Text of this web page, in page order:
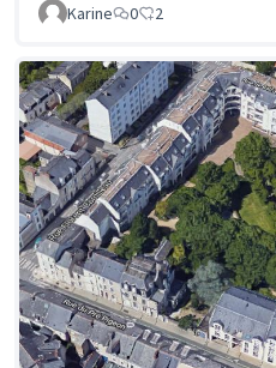
Karine 0 2